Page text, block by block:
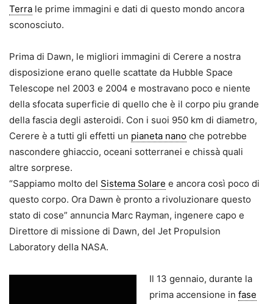
Terra le prime immagini e dati di questo mondo ancora
sconosciuto.
Prima di Dawn, le migliori immagini di Cerere a nostra
disposizione erano quelle scattate da Hubble Space
Telescope nel 2003 e 2004 e mostravano poco e niente
della sfocata superficie di quello che è il corpo piu grande
della fascia degli asteroidi. Con i suoi 950 km di diametro,
Cerere è a tutti gli effetti un pianeta nano che potrebbe
nascondere ghiaccio, oceani sotterranei e chissà quali
altre sorprese.
“Sappiamo molto del Sistema Solare e ancora così poco di
questo corpo. Ora Dawn è pronto a rivoluzionare questo
stato di cose” annuncia Marc Rayman, ingenere capo e
Direttore di missione di Dawn, del Jet Propulsion
Laboratory della NASA.
Il 13 gennaio, durante la
prima accensione in fase